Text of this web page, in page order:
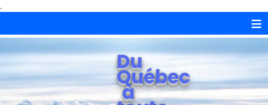
.
≡
Du
Québec
à